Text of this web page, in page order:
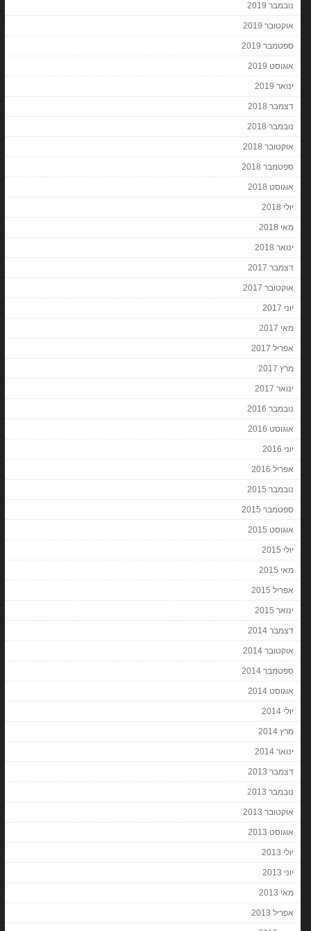
נובמבר 2019
אוקטובר 2019
ספטמבר 2019
אוגוסט 2019
ינואר 2019
דצמבר 2018
נובמבר 2018
אוקטובר 2018
ספטמבר 2018
אוגוסט 2018
יולי 2018
מאי 2018
ינואר 2018
דצמבר 2017
אוקטובר 2017
יוני 2017
מאי 2017
אפריל 2017
מרץ 2017
ינואר 2017
נובמבר 2016
אוגוסט 2016
יוני 2016
אפריל 2016
נובמבר 2015
ספטמבר 2015
אוגוסט 2015
יולי 2015
מאי 2015
אפריל 2015
ינואר 2015
דצמבר 2014
אוקטובר 2014
ספטמבר 2014
אוגוסט 2014
יולי 2014
מרץ 2014
ינואר 2014
דצמבר 2013
נובמבר 2013
אוקטובר 2013
אוגוסט 2013
יולי 2013
יוני 2013
מאי 2013
אפריל 2013